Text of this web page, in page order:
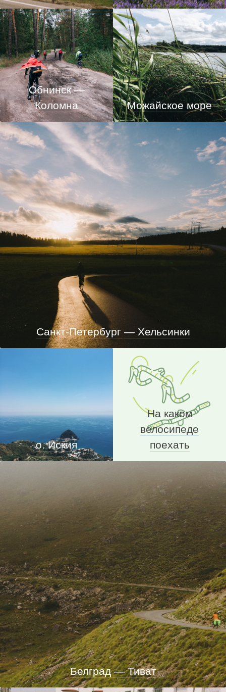
Обнинск —
Коломна
Можайское море
Санкт-Петербург — Хельсинки
о. Иския
На каком
велосипеде
поехать
Белград — Тиват